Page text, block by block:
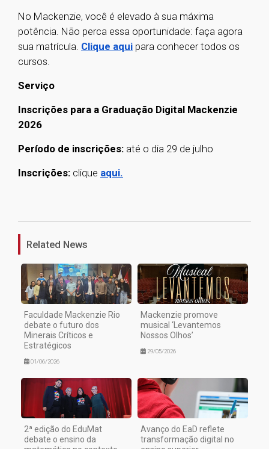
No Mackenzie, você é elevado à sua máxima
potência. Não perca essa oportunidade: faça agora
sua matrícula. Clique aqui para conhecer todos os
cursos.
Serviço
Inscrições para a Graduação Digital Mackenzie
2026
Período de inscrições: até o dia 29 de julho
Inscrições: clique aqui.
Related News
Faculdade Mackenzie Rio
debate o futuro dos
Minerais Críticos e
Estratégicos
01/06/2026
Mackenzie promove
musical ‘Levantemos
Nossos Olhos’
29/05/2026
2ª edição do EduMat
debate o ensino da
Avanço do EaD reflete
transformação digital no